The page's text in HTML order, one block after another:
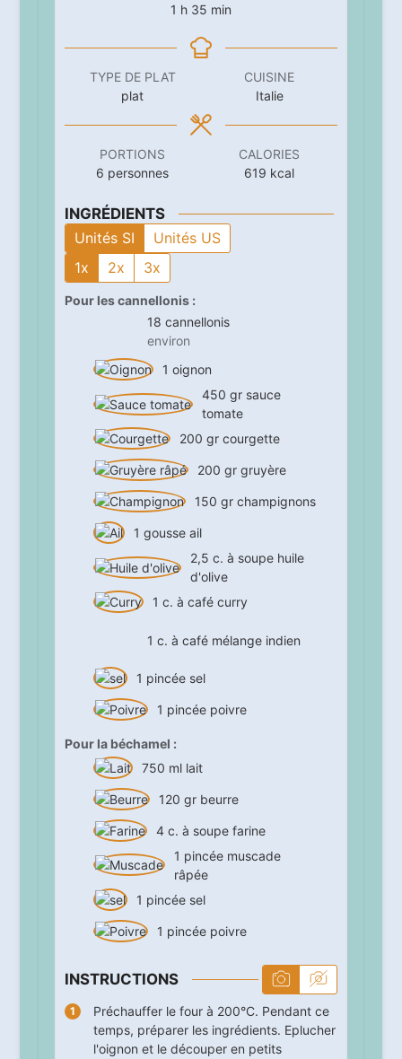
1 heure
h 35minutes
min
TYPE DE PLAT
plat
CUISINE
Italie
PORTIONS
6 personnes
CALORIES
619 kcal
INGRÉDIENTS
Unités SI
Unités US
1x
2x 3x
Pour les cannellonis :
18 cannellonis
environ
1 oignon
450 gr sauce
tomate
200 gr courgette
200 gr gruyère
150 gr champignons
1 gousse ail
2,5 c. à soupe huile
d'olive
1 c. à café curry
1 c. à café mélange indien
1 pincée sel
1 pincée poivre
Pour la béchamel :
750 ml lait
120 gr beurre
4 c. à soupe farine
1 pincée muscade
râpée
1 pincée sel
1 pincée poivre
INSTRUCTIONS
Préchauffer le four à 200°C. Pendant ce
temps, préparer les ingrédients. Eplucher
l'oignon et le découper en petits